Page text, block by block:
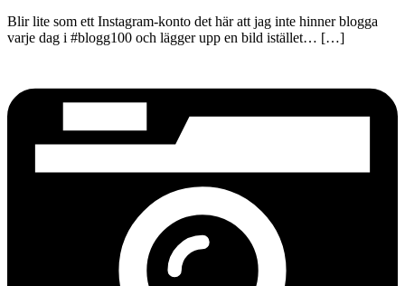
Blir lite som ett Instagram-konto det här att jag inte hinner blogga
varje dag i #blogg100 och lägger upp en bild istället… […]